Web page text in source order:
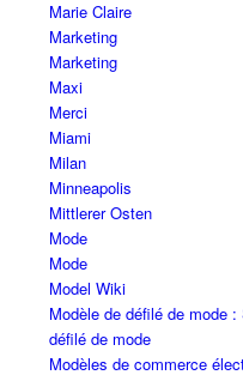
Marie Claire
Marketing
Marketing
Maxi
Merci
Miami
Milan
Minneapolis
Mittlerer Osten
Mode
Mode
Model Wiki
Modèle de défilé de mode
défilé de mode
Modèles de commerce